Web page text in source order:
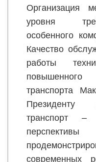
Организация
уровня
особенного
Качество
работы
транспорта
Президенту
транспорт –
современных